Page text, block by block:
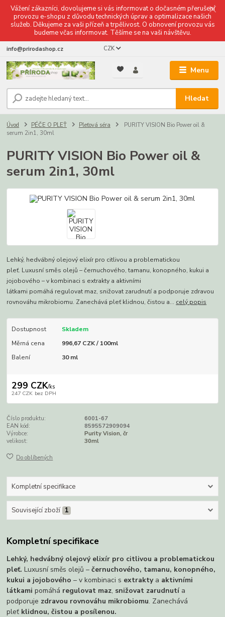
Vážení zákazníci, dovolujeme si vás informovat o dočasném přerušení
provozu e-shopu z důvodu technických úprav a optimalizace našich
služeb. Děkujeme za vaši přízeň a trpělivost. O obnovení provozu vás
budeme včas informovat. Těšíme se na vaši návštěvu.
Menu
CZK
Hledat
info@prirodashop.cz
Úvod PÉČE O PLEŤ Pleťová séra
PURITY VISION Bio Power oil &
serum 2in1, 30ml
PURITY VISION Bio Power oil &
serum 2in1, 30ml
Lehký, hedvábný olejový elixír pro citlivou a problematickou
pleť. Luxusní směs olejů – černuchového, tamanu, konopného, kukui a
jojobového – v kombinaci s extrakty a aktivními
látkami pomáhá regulovat maz, snižovat zarudnutí a podporuje zdravou
rovnováhu mikrobiomu. Zanechává pleť klidnou, čistou a... celý popis
Dostupnost
Skladem
Měrná cena
996,67 CZK / 100ml
Balení
30 ml
299 CZK/ks
247 CZK bez DPH
Číslo produktu:
6001-67
EAN kód:
8595572909094
Výrobce:
Purity Vision, čr
velikost:
30ml
Do oblíbených
Kompletní specifikace
Související zboží 1
Kompletní specifikace
Lehký, hedvábný olejový elixír pro citlivou a problematickou
pleť. Luxusní směs olejů –černuchového, tamanu, konopného,
kukui a jojobového – v kombinaci s extraktya aktivními
látkami pomáhá regulovat maz, snižovat zarudnutía
podporuje zdravou rovnováhu mikrobiomu. Zanechává
pleť klidnou, čistou a posílenou.